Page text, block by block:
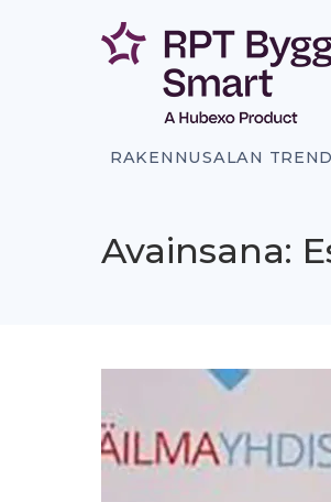
RAKENNUSALAN
Avainsana: